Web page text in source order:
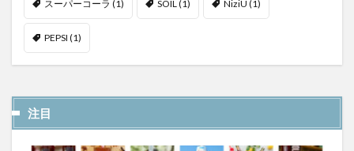
スーパーコーラ (1) SOIL (1) NiziU (1)
PEPSI (1)
注目